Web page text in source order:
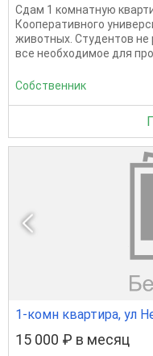
Сдам 1 комнатную
Кооперативного
животных. Студентов не
все необходимое для
Собственник
1-комн квартира, ул
15 000 ₽ в месяц